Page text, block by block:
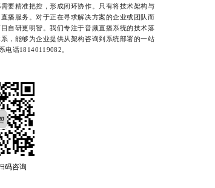
要精准把控，形成闭环协作。只有将技术架构与
播服务。对于正在寻求解决方案的企业或团队而
自研更明智。我们专注于音频直播系统的技术落
，能够为企业提供从架构咨询到系统部署的一站
电话18140119082。
码咨询